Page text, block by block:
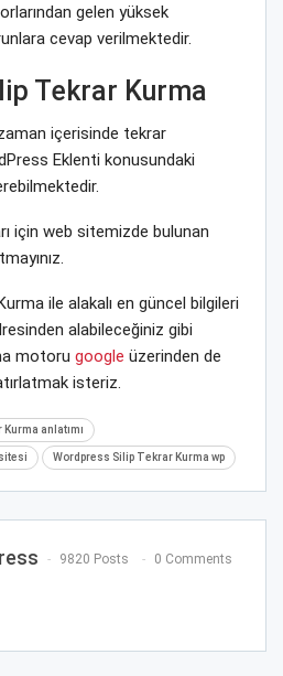
gelen yüksek
cevap verilmektedir.
Tekrar Kurma
içerisinde tekrar
Eklenti konusundaki
için web sitemizde bulunan
ile alakalı en güncel bilgileri
alabileceğiniz gibi
motoru google üzerinden de
isteriz.
anlatımı
Wordpress Silip Tekrar Kurma wp
9820 Posts 0 Comments